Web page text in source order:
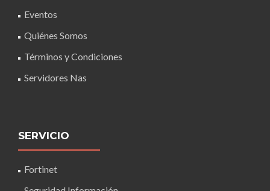
Eventos
Quiénes Somos
Términos y Condiciones
Servidores Nas
SERVICIO
Fortinet